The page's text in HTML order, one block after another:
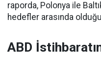
raporda, Polonya ile
hedefler arasında
ABD